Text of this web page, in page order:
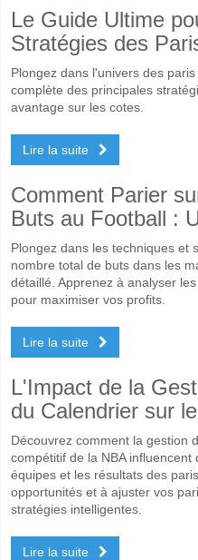
Le Guide Ultime
Stratégies des
Plongez dans l'univers des
complète des principales
avantage sur les cotes.
Lire la suite
Comment Parier
Buts au Football :
Plongez dans les techniques et
nombre total de buts dans les
détaillé. Apprenez à analyser
pour maximiser vos profits.
Lire la suite
L'Impact de la
du Calendrier sur
Découvrez comment la gestion
compétitif de la NBA
équipes et les résultats des
opportunités et à ajuster vos
stratégies intelligentes.
Lire la suite